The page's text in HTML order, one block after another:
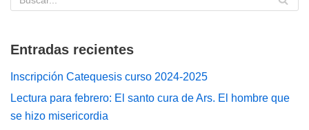
Entradas recientes
Inscripción Catequesis curso 2024-2025
Lectura para febrero: El santo cura de Ars. El hombre que
se hizo misericordia